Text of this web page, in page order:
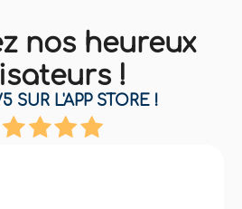
nos heureux
!
SUR L'APP STORE !